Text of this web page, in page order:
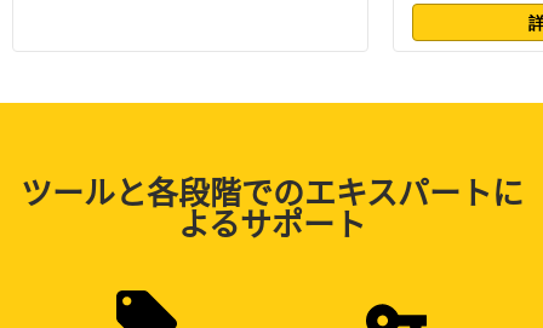
ツールと各段階でのエキスパートに
よるサポート